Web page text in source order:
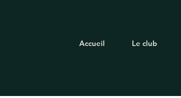
Accueil Le club